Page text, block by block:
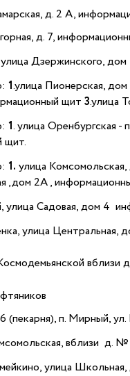
д. 2 А,
д. 7,
Дзержинского,
1.улица Пионерская,
щит 3.улица
1. улица Оренбургская
щит.
1. улица
,дом 2А ,
улица Садовая, дом 4
улица Центральная,
вблизи
п. Мирный, ул.
вблизи д.
улица